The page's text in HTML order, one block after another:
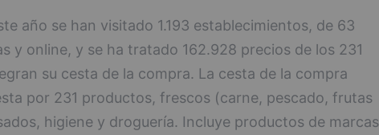
año se han visitado 1.193 establecimientos, de 63
y online, y se ha tratado 162.928 precios de los 231
su cesta de la compra. La cesta de la compra
por 231 productos, frescos (carne, pescado, frutas
higiene y droguería. Incluye productos de marcas